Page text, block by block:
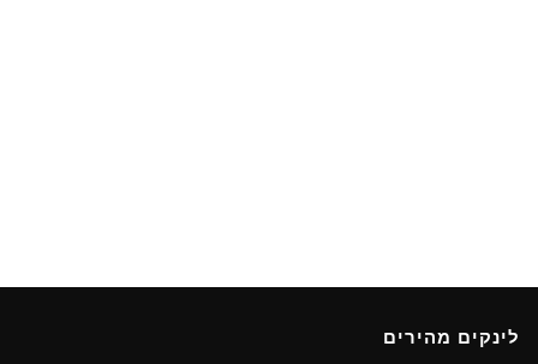
לינקים מהירים